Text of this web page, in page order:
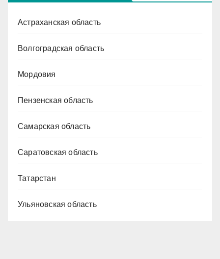
Астраханская область
Волгоградская область
Мордовия
Пензенская область
Самарская область
Саратовская область
Татарстан
Ульяновская область